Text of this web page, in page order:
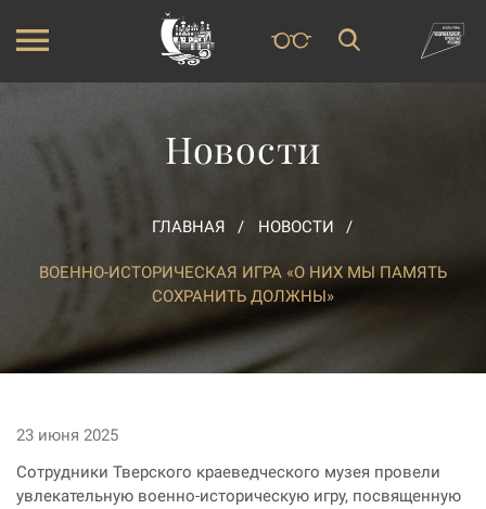
Новости
ГЛАВНАЯ НОВОСТИ
ВОЕННО-ИСТОРИЧЕСКАЯ ИГРА «О НИХ МЫ ПАМЯТЬ
СОХРАНИТЬ ДОЛЖНЫ»
23 июня 2025
Сотрудники Тверского краеведческого музея провели
увлекательную военно-историческую игру, посвященную